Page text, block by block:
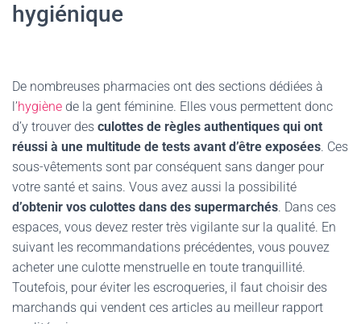
hygiénique
De nombreuses pharmacies ont des sections dédiées à
l’hygiène de la gent féminine. Elles vous permettent donc
d’y trouver des culottes de règles authentiques qui ont
réussi à une multitude de tests avant d’être exposées. Ces
sous-vêtements sont par conséquent sans danger pour
votre santé et sains. Vous avez aussi la possibilité
d’obtenir vos culottes dans des supermarchés. Dans ces
espaces, vous devez rester très vigilante sur la qualité. En
suivant les recommandations précédentes, vous pouvez
acheter une culotte menstruelle en toute tranquillité.
Toutefois, pour éviter les escroqueries, il faut choisir des
marchands qui vendent ces articles au meilleur rapport